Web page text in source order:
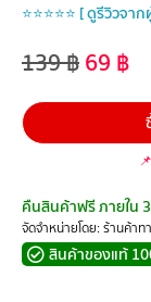
⭐⭐⭐⭐⭐ [ ดูรีวิวจา
139฿69 ฿
📌
คืนสินค้าฟรี ภายใน
จัดจำหน่ายโดย: ร้านค้าท
สินค้าของแท้